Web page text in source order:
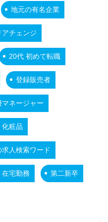
地元の有名企業
アチェンジ
20代 初めて転職
登録販売者
マネージャー
化粧品
求人検索ワード
在宅勤務 第二新卒